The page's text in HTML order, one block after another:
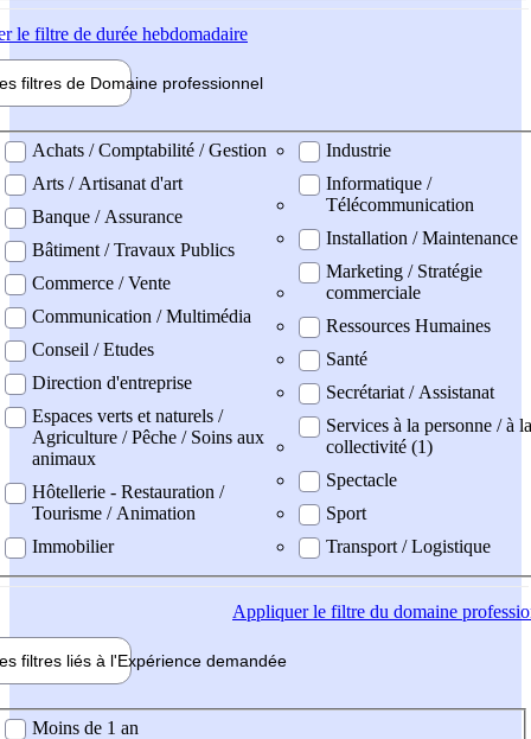
le filtre de durée hebdomadaire
filtres de Domaine professionnel
professionel
Achats / Comptabilité / Gestion
Arts / Artisanat d'art
Banque / Assurance
Bâtiment / Travaux Publics
Commerce / Vente
Communication / Multimédia
Conseil / Etudes
Direction d'entreprise
Espaces verts et naturels /
Agriculture / Pêche / Soins aux
animaux
Hôtellerie - Restauration /
Tourisme / Animation
Immobilier
Industrie
Informatique /
Télécommunication
Installation / Maintenance
Marketing / Stratégie
commerciale
Ressources Humaines
Santé
Secrétariat / Assistanat
Services à la personne / à la
collectivité (1)
Spectacle
Sport
Transport / Logistique
Appliquerle filtre du domaine
filtres liés à l'Expérience demandée
demandée
Moins de 1 an